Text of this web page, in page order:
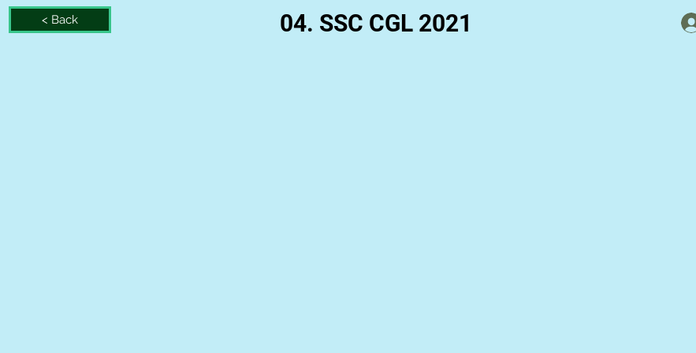
< Back 04. SSC CGL 2021